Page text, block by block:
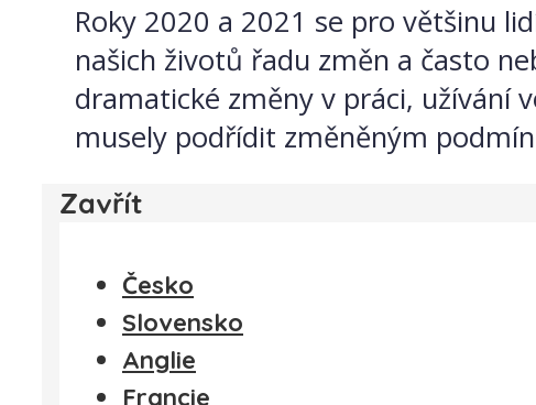
Roky 2020 a 2021 se pro většinu
našich životů řadu změn a často
dramatické změny v práci, užívání
musely podřídit změněným
Zavřít
Česko
Slovensko
Anglie
Francie